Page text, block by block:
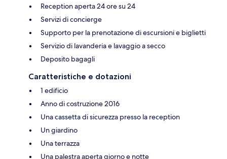
Reception aperta 24 ore su 24
Servizi di concierge
Supporto per la prenotazione di escursioni e biglietti
Servizio di lavanderia e lavaggio a secco
Deposito bagagli
Caratteristiche e dotazioni
1 edificio
Anno di costruzione 2016
Una cassetta di sicurezza presso la reception
Un giardino
Una terrazza
Una palestra aperta giorno e notte